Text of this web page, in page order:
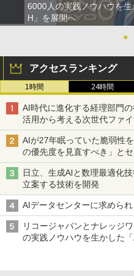
6000人の実践ノウハウを
H」を展開へ
●
アクセスランキング
1時間 24時間
AI時代に進化する経理部門
活用から考える次世代ファ
AIが27年眠っていた脆弱性
の優先度を見直すべき」と
日立、生成AIと数理最適化
立案する技術を開発
AIデータセンターに求めら
リコージャパンとナレッジ
の実践ノウハウを生かした